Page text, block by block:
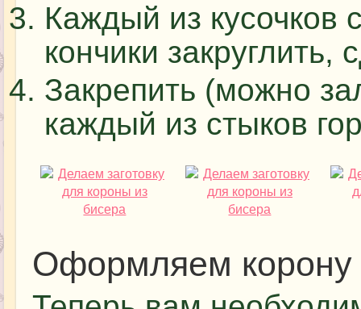
Каждый из кусочков
кончики закруглить,
Закрепить (можно
каждый из стыков
Оформляем корону